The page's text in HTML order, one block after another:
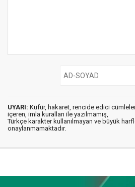
UYARI: Küfür, hakaret, rencide edici
içeren, imla kuralları ile yazılmamış,
Türkçe karakter kullanılmayan ve büyük
onaylanmamaktadır.